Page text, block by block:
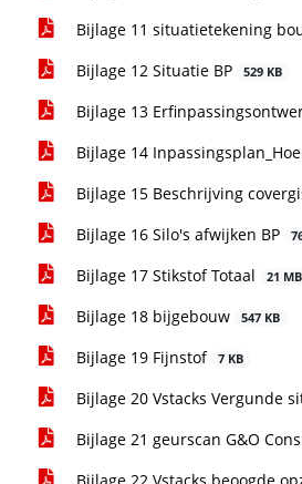
Bijlage 11 situatietekening
Bijlage 12 Situatie BP 529 KB
Bijlage 13
Bijlage 14
Bijlage 15 Beschrijving
Bijlage 16 Silo's afwijken BP
Bijlage 17 Stikstof Totaal 21 MB
Bijlage 18 bijgebouw 547 KB
Bijlage 19 Fijnstof 7 KB
Bijlage 20 Vstacks Vergunde
Bijlage 21 geurscan G&O